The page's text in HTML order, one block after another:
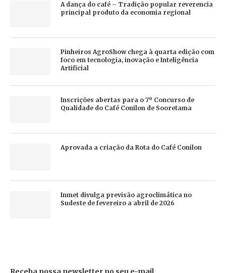
A dança do café – Tradição popular reverencia
principal produto da economia regional
Pinheiros AgroShow chega à quarta edição com
foco em tecnologia, inovação e Inteligência
Artificial
Inscrições abertas para o 7º Concurso de
Qualidade do Café Conilon de Sooretama
Aprovada a criação da Rota do Café Conilon
Inmet divulga previsão agroclimática no
Sudeste de fevereiro a abril de 2026